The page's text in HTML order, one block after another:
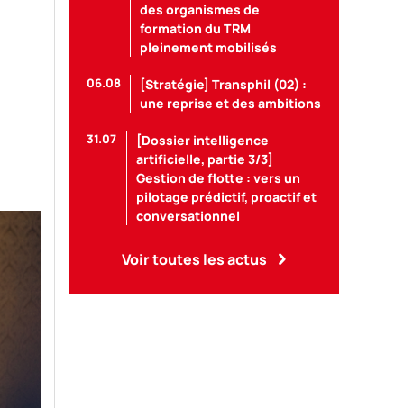
des organismes de
formation du TRM
pleinement mobilisés
06.08
[Stratégie] Transphil (02) :
une reprise et des ambitions
31.07
[Dossier intelligence
artificielle, partie 3/3]
Gestion de flotte : vers un
pilotage prédictif, proactif et
conversationnel
Voir toutes les actus